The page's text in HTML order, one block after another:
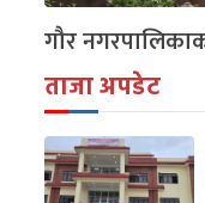
गौर
ताजा अपडेट